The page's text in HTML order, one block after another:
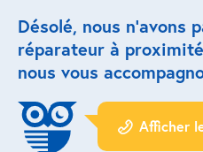
Réparation porte de garage
Modernisation et domotique
Centralisation volets roulants
Motoriser un volet roulant
Désolé, nous n’avons
réparateur à
nous vous
Afficher